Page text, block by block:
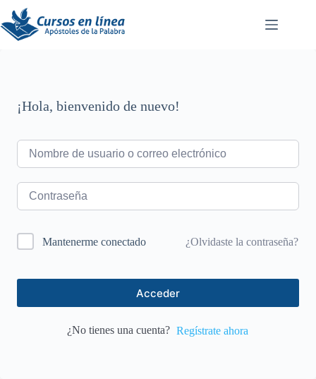
contenido
¡Hola, bienvenido de nuevo!
Mantenerme conectado ¿Olvidaste la contraseña?
Acceder
¿No tienes una cuenta? Regístrate ahora